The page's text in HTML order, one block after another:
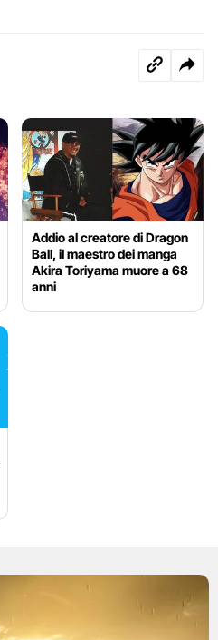
Addio al creatore di Dragon
Ball, il maestro dei manga
Akira Toriyama muore a 68
anni